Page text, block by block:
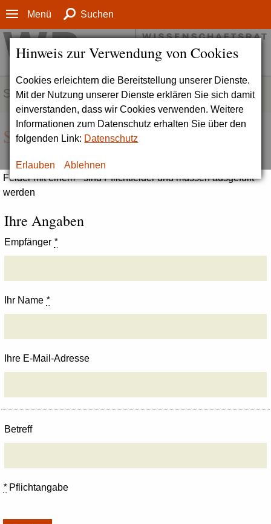
Hinweis zur Verwendung von Cookies
Cookies erleichtern die Bereitstellung unserer Dienste.
Mit der Nutzung unserer Dienste erklären Sie sich damit
einverstanden, dass wir Cookies verwenden. Weitere
Informationen zum Datenschutz erhalten Sie über den
folgenden Link: Datenschutz
Erlauben Ablehnen
Menü Suchen
SERVICE
Seite empfehlen
Felder mit einem * sind Pflichtfelder und müssen ausgefüllt
werden
Ihre Angaben
Empfänger *
Ihr Name *
Ihre E-Mail-Adresse
Betreff
*Pflichtangabe